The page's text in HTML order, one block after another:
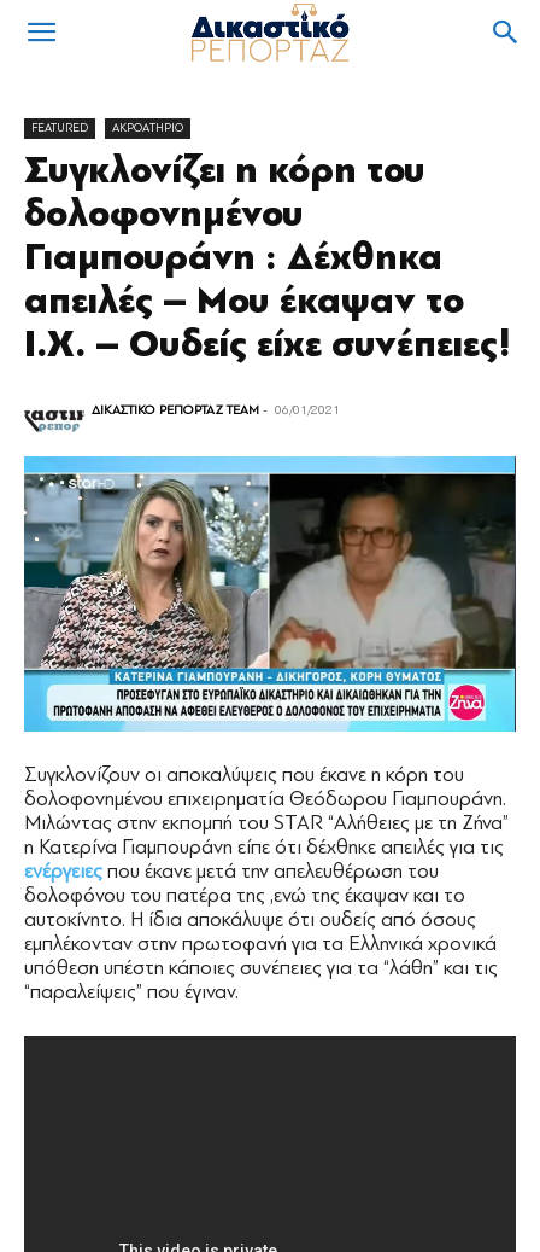
FEATURED ΑΚΡΟΑΤΗΡΙΟ
Συγκλονίζει η κόρη του
δολοφονημένου
Γιαμπουράνη : Δέχθηκα
απειλές – Μου έκαψαν το
Ι.Χ. – Ουδείς είχε συνέπειες!
ΔΙΚΑΣΤΙΚΟ ΡΕΠΟΡΤΑΖ TEAM - 06/01/2021
Συγκλονίζουν οι αποκαλύψεις που έκανε η κόρη του
δολοφονημένου επιχειρηματία Θεόδωρου Γιαμπουράνη.
Μιλώντας στην εκπομπή του STAR “Αλήθειες με τη Ζήνα”
η Κατερίνα Γιαμπουράνη είπε ότι δέχθηκε απειλές για τις
ενέργειες που έκανε μετά την απελευθέρωση του
δολοφόνου του πατέρα της ,ενώ της έκαψαν και το
αυτοκίνητο. Η ίδια αποκάλυψε ότι ουδείς από όσους
εμπλέκονταν στην πρωτοφανή για τα Ελληνικά χρονικά
υπόθεση υπέστη κάποιες συνέπειες για τα “λάθη” και τις
“παραλείψεις” που έγιναν.